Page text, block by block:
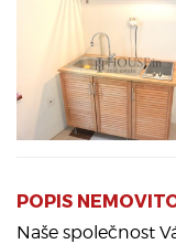
POPIS
Naše společnost